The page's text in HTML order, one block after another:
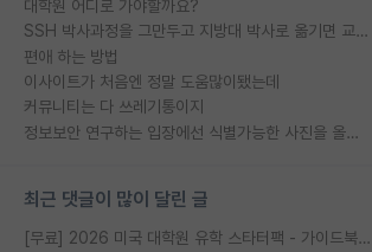
대학원 어디로 가야할까요?
SSH 박사과정을 그만두고 지방대 박사로 옮기면 교수의 꿈은 끝일까요?
편애 하는 방법
이사이트가 처음엔 정말 도움많이됐는데
커뮤니티는 다 쓰레기통이지
정보보안 연구하는 입장에선 식별가능한 사진을 올리는건 비추이긴함
최근 댓글이 많이 달린 글
[무료] 2026 미국 대학원 유학 스타터팩 - 가이드북 & 합격자 컨택메일 템플릿